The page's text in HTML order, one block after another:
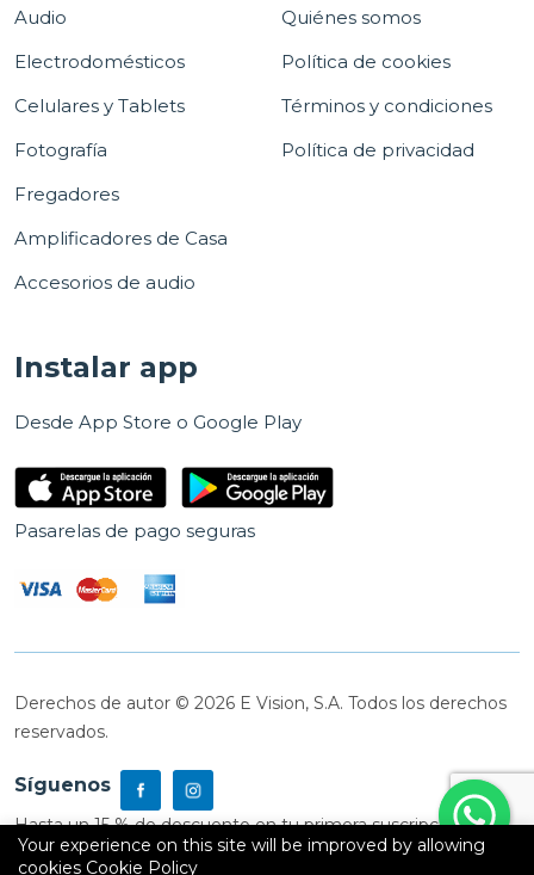
Audio
Electrodomésticos
Celulares y Tablets
Fotografía
Fregadores
Amplificadores de Casa
Accesorios de audio
Quiénes somos
Política de cookies
Términos y condiciones
Política de privacidad
Instalar app
Desde App Store o Google Play
Pasarelas de pago seguras
Derechos de autor © 2026 E Vision, S.A. Todos los derechos
reservados.
Síguenos
Hasta un 15 % de descuento en tu primera suscripción
Your experience on this site will be improved by allowing
cookies Cookie Policy